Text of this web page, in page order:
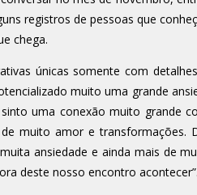
registros de pessoas que
chega.
únicas somente com
muito uma grande
uma conexão muito grande
muito amor e transformações.
ansiedade e ainda mais de
deste nosso encontro acontecer”.